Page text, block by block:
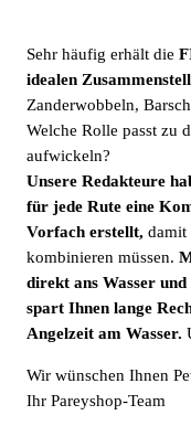
Sehr häufig erhält die
idealen
Zanderwobbeln,
Welche Rolle passt zu
aufwickeln?
Unsere Redakteure
für jede Rute eine
Vorfach erstellt, damit
kombinieren müssen.
direkt ans Wasser
spart Ihnen lange
Angelzeit am Wasser.
Wir wünschen Ihnen
Ihr Pareyshop-Team